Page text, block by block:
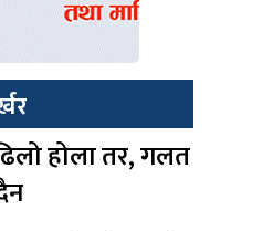
होला तर, गलत